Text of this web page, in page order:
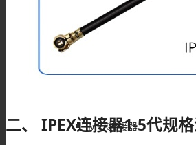
MCX连接器
二、 IPEX连接器1-5代规